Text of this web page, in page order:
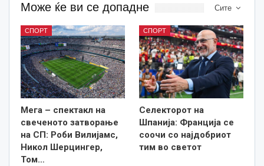
Сите
Може ќе ви се допадне
СПОРТ
Мега – спектакл на
свеченото затворање
на СП: Роби Вилијамс,
Никол Шерцингер,
Том…
СПОРТ
Селекторот на
Шпанија: Франција се
соочи со најдобриот
тим во светот